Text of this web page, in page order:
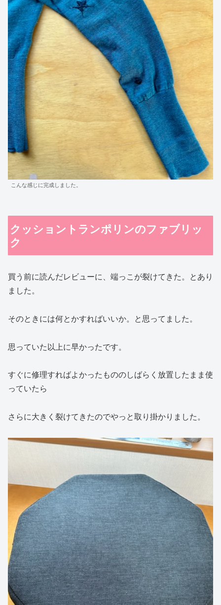
こんな感じに完成しました。
クッショントランポリンのファブリッ
ク
買う前に読んだレビューに、端っこが裂けてきた。とあり
ました。
そのときには何とかすればいいか。と思ってました。
思っていた以上に早かったです。
すぐに修理すればよかったもののしばらく放置したまま使
っていたら
さらに大きく裂けてきたのでやっと取り掛かりました。